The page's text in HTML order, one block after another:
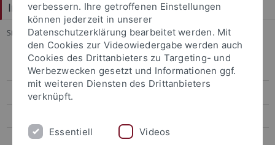
Institut für Erziehungswissenschaft
Sie sind hier: Startseite ... Dr. Sabine Digel
Personal
Prof. Dr. Matthias Alke
Prof. Dr. Josef Schrader
verbessern. Ihre getroffenen Einstellungen
können jederzeit in unserer
Datenschutzerklärung bearbeitet werden. Mit
den Cookies zur Videowiedergabe werden auch
Cookies des Drittanbieters zu Targeting- und
Werbezwecken gesetzt und Informationen ggf.
mit weiteren Diensten des Drittanbieters
verknüpft.
Essentiell Videos